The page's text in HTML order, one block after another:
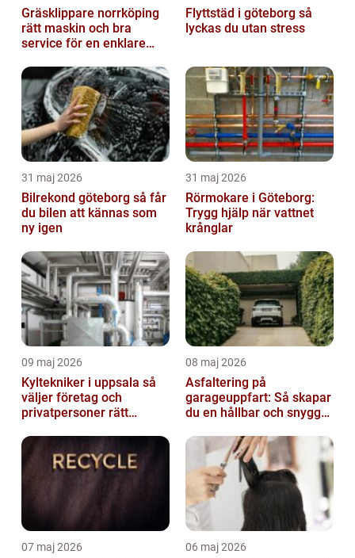
Gräsklippare norrköping
rätt maskin och bra
service för en enklare
Flyttstäd i göteborg så
lyckas du utan stress
31 maj 2026
Bilrekond göteborg så får
du bilen att kännas som
ny igen
31 maj 2026
Rörmokare i Göteborg:
Trygg hjälp när vattnet
krånglar
09 maj 2026
Kyltekniker i uppsala så
väljer företag och
privatpersoner rätt
08 maj 2026
Asfaltering på
garageuppfart: Så skapar
du en hållbar och snygg
07 maj 2026 06 maj 2026